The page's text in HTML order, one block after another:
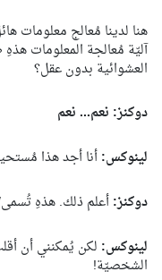
هنا لدينا مُعالج معلومات
آليّة مُعالجة المعلومات
العشوائية بدون عقل؟
دوكنز: نعم... نعم
لينوكس:أنا أجد هذا
دوكنز:أعلم ذلك. هذهِ
لينوكس: لكن يُمكنني أن
الشخصيّة!